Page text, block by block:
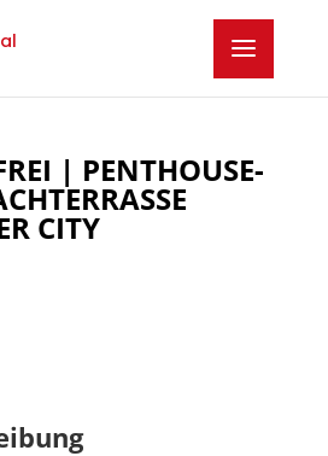
| PENTHOUSE-
CITY